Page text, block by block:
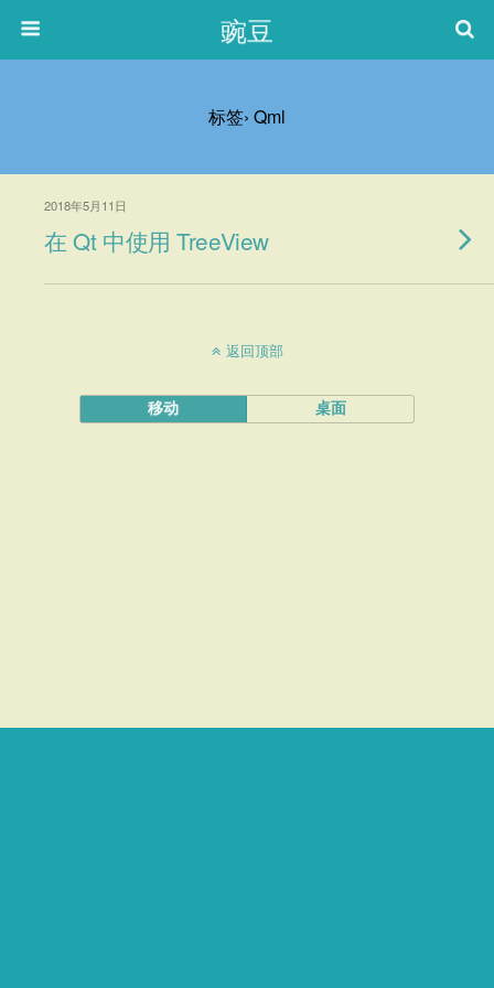
豌豆
标签› Qml
2018年5月11日
在 Qt 中使用 TreeView
返回顶部
移动 桌面